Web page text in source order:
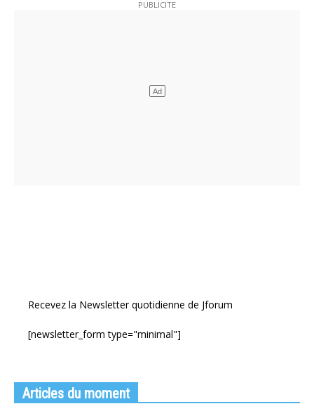
Recevez la Newsletter quotidienne de Jforum
[newsletter_form type="minimal"]
Articles du moment